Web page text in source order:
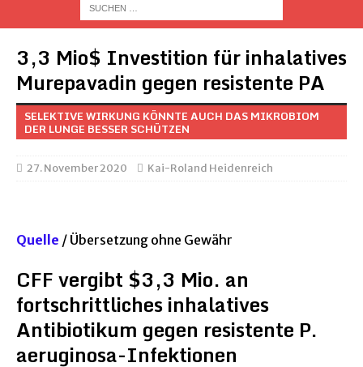
3,3 Mio$ Investition für inhalatives
Murepavadin gegen resistente PA
SELEKTIVE WIRKUNG KÖNNTE AUCH DAS MIKROBIOM
DER LUNGE BESSER SCHÜTZEN
27. November 2020 Kai-Roland Heidenreich
Quelle / Übersetzung ohne Gewähr
CFF vergibt $3,3 Mio. an
fortschrittliches inhalatives
Antibiotikum gegen resistente P.
aeruginosa-Infektionen